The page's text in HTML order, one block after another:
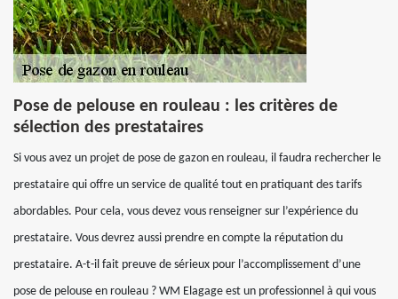
Pose de pelouse en rouleau : les critères de
sélection des prestataires
Si vous avez un projet de pose de gazon en rouleau, il faudra rechercher le
prestataire qui offre un service de qualité tout en pratiquant des tarifs
abordables. Pour cela, vous devez vous renseigner sur l’expérience du
prestataire. Vous devrez aussi prendre en compte la réputation du
prestataire. A-t-il fait preuve de sérieux pour l’accomplissement d’une
pose de pelouse en rouleau ? WM Elagage est un professionnel à qui vous